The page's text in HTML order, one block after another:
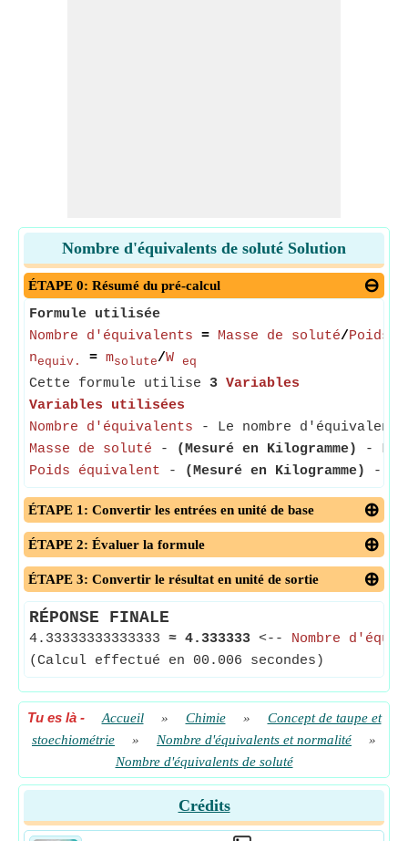
Nombre d'équivalents de soluté Solution
ÉTAPE 0: Résumé du pré-calcul
Formule utilisée
Nombre d'équivalents = Masse de soluté/Poids
nequiv. = msolute/W eq
Cette formule utilise 3 Variables
Variables utilisées
Nombre d'équivalents - Le nombre
Masse de soluté - (Mesuré en Kilogramme)
- La
Poids équivalent - (Mesuré en Kilogramme) - Le
ÉTAPE 1: Convertir les entrées en unité de base
ÉTAPE 2: Évaluer la formule
ÉTAPE 3: Convertir le résultat en unité de sortie
RÉPONSE FINALE
4.33333333333333 ≈ 4.333333 <-- Nombre
(Calcul effectué en 00.006 secondes)
Tu es là- Accueil » Chimie »
Concept de taupe et
stoechiométrie
» Nombre d'équivalents et normalité
»
Nombre d'équivalents de soluté
Crédits